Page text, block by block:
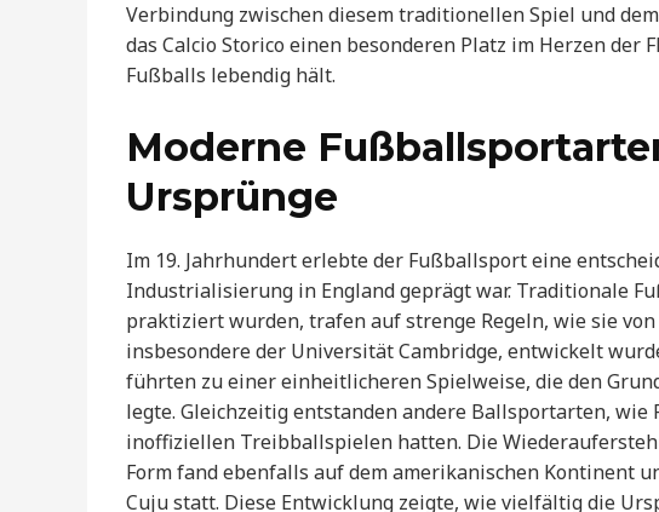
Verbindung zwischen diesem traditionellen Spiel und
das Calcio Storico einen besonderen Platz im Herzen
Fußballs lebendig hält.
Moderne
Ursprünge
Im 19. Jahrhundert erlebte der Fußballsport eine
Industrialisierung in England geprägt war. Traditionale
praktiziert wurden, trafen auf strenge Regeln, wie sie
insbesondere der Universität Cambridge, entwickelt
führten zu einer einheitlicheren Spielweise, die den
legte. Gleichzeitig entstanden andere Ballsportarten,
inoffiziellen Treibballspielen hatten. Die
Form fand ebenfalls auf dem amerikanischen Kontinent
Cuju statt. Diese Entwicklung zeigte, wie vielfältig die